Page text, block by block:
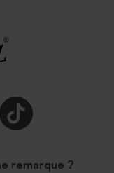
remarque ?